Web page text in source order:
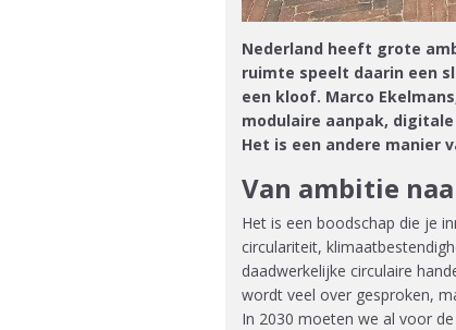
Nederland heeft grote
ruimte speelt daarin een
een kloof. Marco
modulaire aanpak,
Het is een andere manier
Van ambitie
Het is een boodschap die je
circulariteit,
daadwerkelijke circulaire
wordt veel over gesproken,
In 2030 moeten we al voor